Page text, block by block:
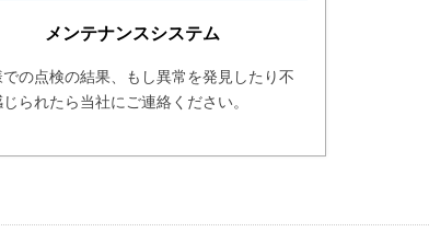
メンテナンスシステム
での点検の結果、もし異常を発見したり不
られたら当社にご連絡ください。